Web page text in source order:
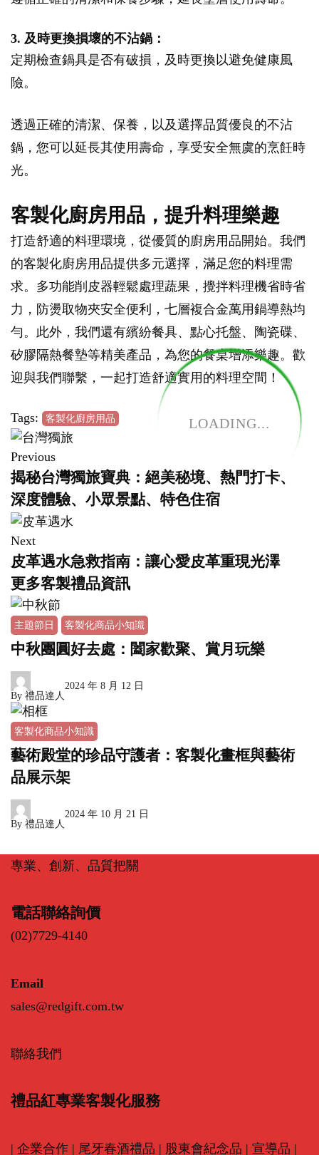
LOADING...
3. 及時更換損壞的不沾鍋：
定期檢查鍋具是否有破損，及時更換以避免健康風
險。
透過正確的清潔、保養，以及選擇品質優良的不沾
鍋，您可以延長其使用壽命，享受安全無虞的烹飪時
光。
客製化廚房用品，提升料理樂趣
打造舒適的料理環境，從優質的廚房用品開始。我們
的客製化廚房用品提供多元選擇，滿足您的料理需
求。多功能削皮器輕鬆處理蔬果，攪拌料理機省時省
力，防燙取物夾安全便利，七層複合金萬用鍋導熱均
勻。此外，我們還有繽紛餐具、點心托盤、陶瓷碟、
矽膠隔熱餐墊等精美產品，為您的餐桌增添樂趣。歡
迎與我們聯繫，一起打造舒適實用的料理空間！
Tags: 客製化廚房用品
Previous
揭秘台灣獨旅寶典：絕美秘境、熱門打卡、
深度體驗、小眾景點、特色住宿
Next
皮革遇水急救指南：讓心愛皮革重現光澤
更多客製禮品資訊
主題節日 客製化商品小知識
中秋團圓好去處：闔家歡聚、賞月玩樂
By 禮品達人
2024 年 8 月 12 日
客製化商品小知識
藝術殿堂的珍品守護者：客製化畫框與藝術
品展示架
By 禮品達人
2024 年 10 月 21 日
專業、創新、品質把關
電話聯絡詢價
(02)7729-4140
Email
sales@redgift.com.tw
聯絡我們
禮品紅專業客製化服務
| 企業合作 | 尾牙春酒禮品 | 股東會紀念品 | 宣導品 |